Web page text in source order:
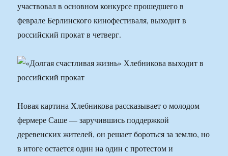
участвовал в основном конкурсе прошедшего в
феврале Берлинского кинофестиваля, выходит в
российский прокат в четверг.
Новая картина Хлебникова рассказывает о молодом
фермере Саше — заручившись поддержкой
деревенских жителей, он решает бороться за землю, но
в итоге остается один на один с протестом и